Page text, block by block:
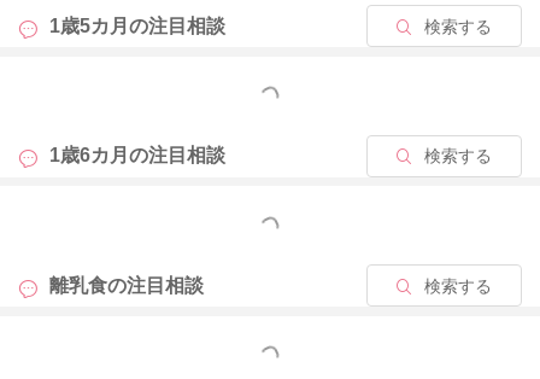
2024/6/15 10:41
1歳5カ月の注目相談 検索する
もっと見る
1歳6カ月の注目相談 検索する
もっと見る
離乳食の注目相談 検索する
もっと見る